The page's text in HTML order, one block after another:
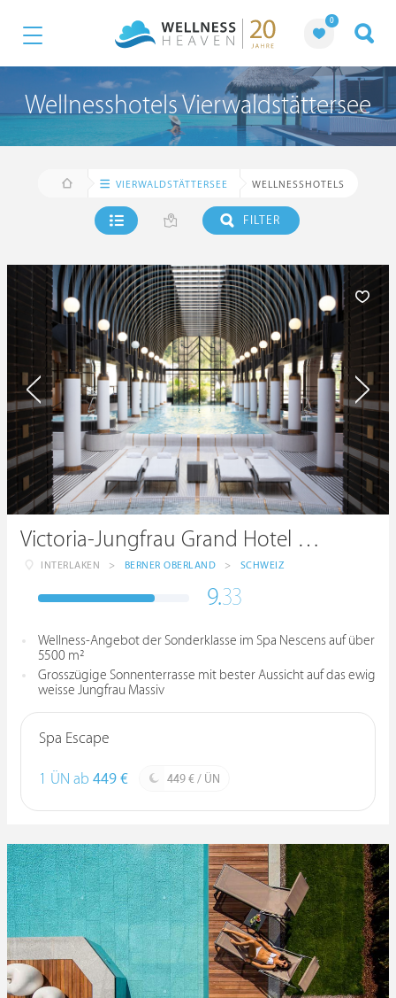
0
Wellnesshotels Vierwaldstättersee
VIERWALDSTÄTTERSEE WELLNESSHOTELS
FILTER
Victoria-Jungfrau Grand Hotel & Spa
INTERLAKEN > BERNER OBERLAND > SCHWEIZ
9.33
Wellness-Angebot der Sonderklasse im Spa Nescens auf über
5500 m²
Grosszügige Sonnenterrasse mit bester Aussicht auf das ewig
weisse Jungfrau Massiv
Spa Escape
1 ÜN ab 449 € 449 € / ÜN